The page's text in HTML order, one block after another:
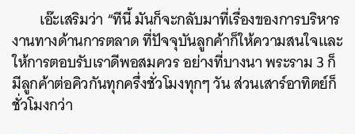
เอ๊ะเสริมว่า “ทีนี้ มันก็จะกลับมาที่เรื่องของการบริหาร
งานทางด้านการตลาด ที่ปัจจุบันลูกค้าก็ให้ความสนใจและ
ให้การตอบรับเราดีพอสมควร อย่างที่บางนา พระราม 3 ก็
มีลูกค้าต่อคิวกันทุกครึ่งชั่วโมงทุกๆ วัน ส่วนเสาร์อาทิตย์ก็
ชั่วโมงกว่า